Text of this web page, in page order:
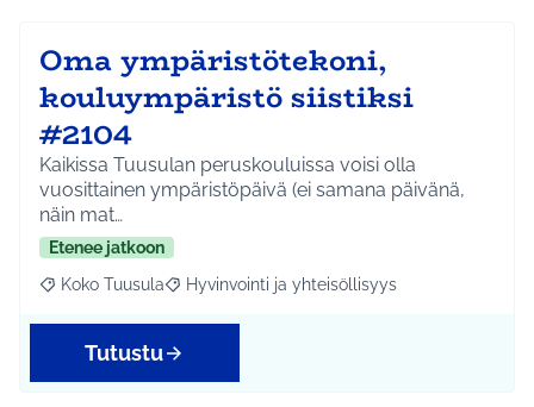
Oma ympäristötekoni,
kouluympäristö siistiksi
#2104
Kaikissa Tuusulan peruskouluissa voisi olla
vuosittainen ympäristöpäivä (ei samana päivänä,
näin mat…
Etenee jatkoon
Rajaa tulokset aihepiirin mukaan: Koko Tuusula
Koko Tuusula Rajaa tulokset teeman mukaan: Hyvinvointi ja
Hyvinvointi ja yhteisöllisyys
Tutustu